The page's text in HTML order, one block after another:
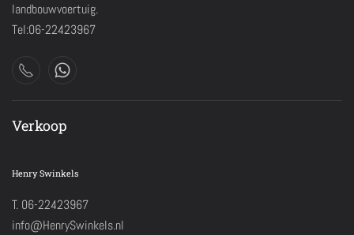
landbouwvoertuig.
Tel:06-22423967
Verkoop
Henry Swinkels
T. 06-22423967
info@HenrySwinkels.nl